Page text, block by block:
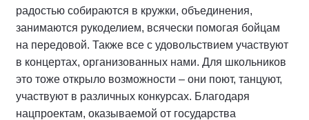
радостью собираются в кружки, объединения,
занимаются рукоделием, всячески помогая бойцам
на передовой. Также все с удовольствием участвуют
в концертах, организованных нами. Для школьников
это тоже открыло возможности – они поют, танцуют,
участвуют в различных конкурсах. Благодаря
нацпроектам, оказываемой от государства